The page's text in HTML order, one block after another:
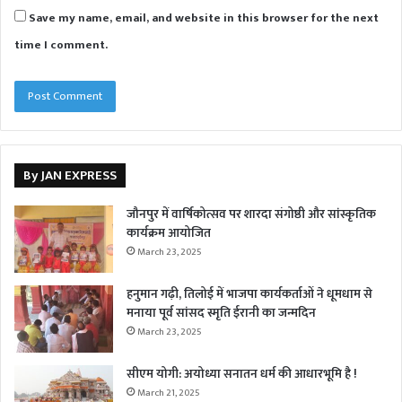
Save my name, email, and website in this browser for the next
time I comment.
By JAN EXPRESS
जौनपुर में वार्षिकोत्सव पर शारदा संगोष्ठी और सांस्कृतिक
कार्यक्रम आयोजित
March 23, 2025
हनुमान गढ़ी, तिलोई में भाजपा कार्यकर्ताओं ने धूमधाम से
मनाया पूर्व सांसद स्मृति ईरानी का जन्मदिन
March 23, 2025
सीएम योगी: अयोध्या सनातन धर्म की आधारभूमि है !
March 21, 2025